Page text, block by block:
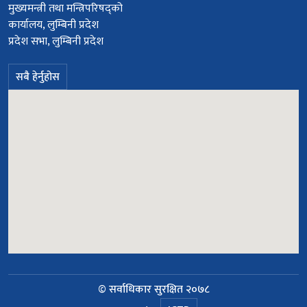
मुख्यमन्त्री तथा मन्त्रिपरिषद्को
कार्यालय, लुम्बिनी प्रदेश
प्रदेश सभा, लुम्बिनी प्रदेश
सबै हेर्नुहोस
© सर्वाधिकार सुरक्षित २०७८